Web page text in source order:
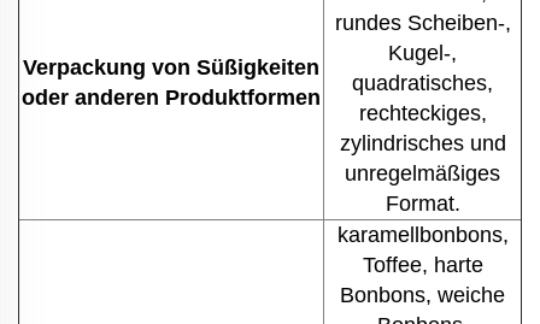
Verpackung von Süßigkeiten
oder anderen Produktformen
rundes Scheiben-,
Kugel-,
quadratisches,
rechteckiges,
zylindrisches und
unregelmäßiges
Format.
karamellbonbons,
Toffee, harte
Bonbons, weiche